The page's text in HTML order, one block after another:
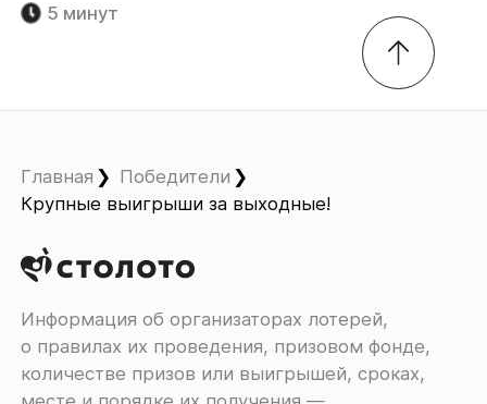
5 минут
Главная
Победители
Крупные выигрыши за выходные!
Информация об организаторах лотерей,
о правилах их проведения, призовом фонде,
количестве призов или выигрышей, сроках,